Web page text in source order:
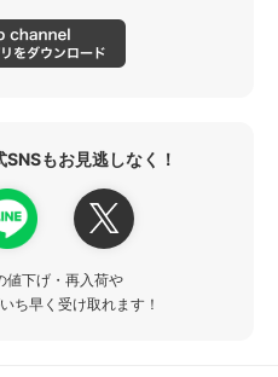
もお見逃しなく！
値下げ・再入荷や
ち早く受け取れます！